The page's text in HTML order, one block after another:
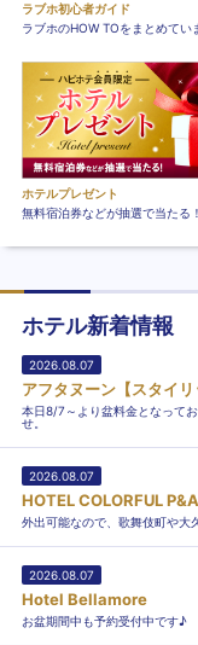
ラブホ初心者ガイド
ラブホのHOW TOをまとめてい
ホテルプレゼント
無料宿泊券などが抽選で当たる！
ホテル新着情報
2026.08.07
アフタヌーン【スタイ
本日8/7～より盆料金となって
せ。
2026.08.07
HOTEL COLORFUL
外出可能なので、歌舞伎町や大
2026.08.07
Hotel Bellamore
お盆期間中も予約受付中です♪